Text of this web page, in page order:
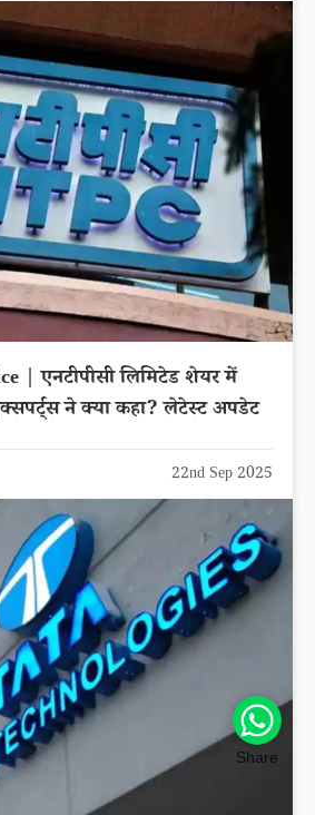
| एनटीपीसी लिमिटेड शेयर में
ने क्या कहा? लेटेस्ट अपडेट
22nd Sep 2025
Share